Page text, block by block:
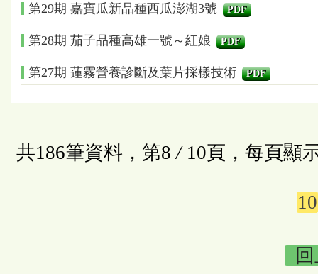
第29期 嘉寶瓜新品種西瓜澎湖3號 PDF
第28期 茄子品種高雄一號～紅娘 PDF
第27期 蓮霧營養診斷及葉片採樣技術 PDF
共186筆資料，第8 / 10頁，每頁顯
10